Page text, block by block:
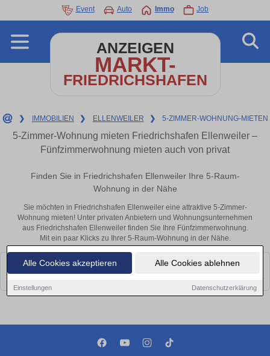
Alle Cookies akzeptieren Alle Cookies ablehnen
Einstellungen Datenschutzerklärung
Event Auto Immo Job
ANZEIGEN
MARKT-
FRIEDRICHSHAFEN
❯ IMMOBILIEN ❯ ELLENWEILER ❯ 5-ZIMMER-WOHNUNG-MIETEN
5-Zimmer-Wohnung mieten Friedrichshafen Ellenweiler –
Fünfzimmerwohnung mieten auch von privat
Finden Sie in Friedrichshafen Ellenweiler Ihre 5-Raum-
Wohnung in der Nähe
Sie möchten in Friedrichshafen Ellenweiler eine attraktive 5-Zimmer-
Wohnung mieten! Unter privaten Anbietern und Wohnungsunternehmen
aus Friedrichshafen Ellenweiler finden Sie Ihre Fünfzimmerwohnung.
Mit ein paar Klicks zu Ihrer 5-Raum-Wohnung in der Nähe.
Leider konnten wir derzeit keine passenden Objekte finden. Schauen Sie
bald wieder vorbei!